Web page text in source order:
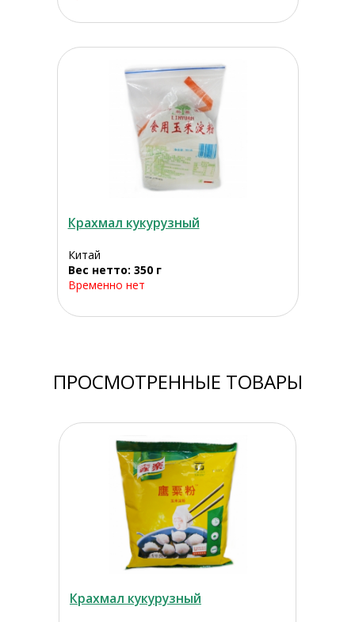
Крахмал кукурузный
Китай
Вес нетто: 350 г
Временно нет
ПРОСМОТРЕННЫЕ ТОВАРЫ
Крахмал кукурузный